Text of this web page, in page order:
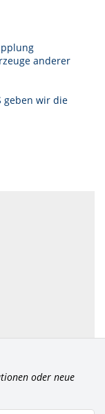
anderer
geben wir die
oder neue